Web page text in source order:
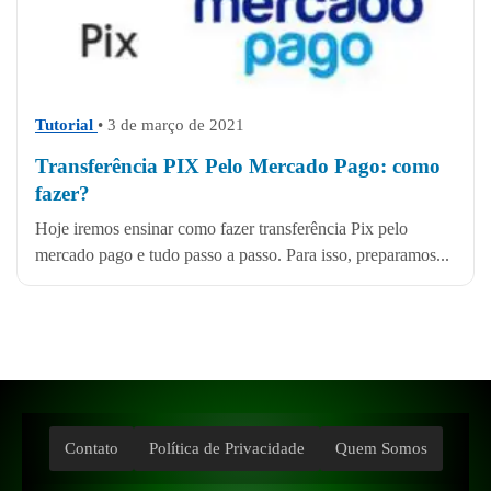
Tutorial • 3 de março de 2021
Transferência PIX Pelo Mercado Pago: como
fazer?
Hoje iremos ensinar como fazer transferência Pix pelo
mercado pago e tudo passo a passo. Para isso, preparamos...
Contato Política de Privacidade Quem Somos